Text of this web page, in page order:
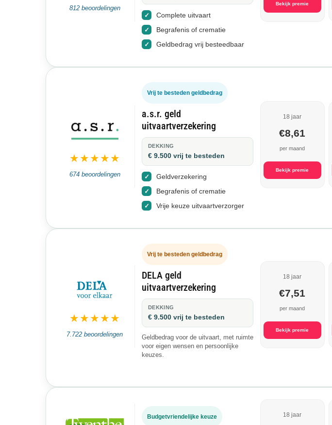
812 beoordelingen
Complete uitvaart
Begrafenis of crematie
Geldbedrag vrij besteedbaar
Bekijk premie
★★★★★
674 beoordelingen
Vrij te besteden geldbedrag
a.s.r. geld
uitvaartverzekering
DEKKING
€ 9.500 vrij te besteden
Geldverzekering
Begrafenis of crematie
Vrije keuze uitvaartverzorger
18 jaar
€8,61
per maand
Bekijk premie
★★★★★
7.722 beoordelingen
Vrij te besteden geldbedrag
DELA geld
uitvaartverzekering
DEKKING
€ 9.500 vrij te besteden
Geldbedrag voor de uitvaart, met ruimte
voor eigen wensen en persoonlijke
keuzes.
18 jaar
€7,51
per maand
Bekijk premie
Budgetvriendelijke keuze 18 jaar